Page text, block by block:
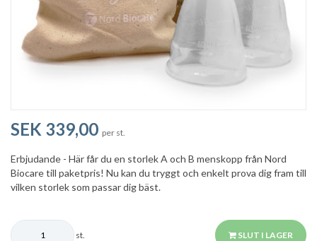
SEK 339,00 per st.
Erbjudande - Här får du en storlek A och B menskopp från Nord
Biocare till paketpris! Nu kan du tryggt och enkelt prova dig fram till
vilken storlek som passar dig bäst.
st. SLUT I LAGER